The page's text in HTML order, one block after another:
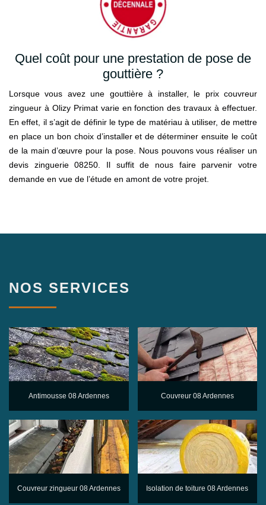
Quel coût pour une prestation de pose de
gouttière ?
Lorsque vous avez une gouttière à installer, le prix couvreur
zingueur à Olizy Primat varie en fonction des travaux à effectuer.
En effet, il s’agit de définir le type de matériau à utiliser, de mettre
en place un bon choix d’installer et de déterminer ensuite le coût
de la main d’œuvre pour la pose. Nous pouvons vous réaliser un
devis zinguerie 08250. Il suffit de nous faire parvenir votre
demande en vue de l’étude en amont de votre projet.
NOS SERVICES
Antimousse 08 Ardennes Couvreur 08 Ardennes
Couvreur zingueur 08 Ardennes Isolation de toiture 08 Ardennes